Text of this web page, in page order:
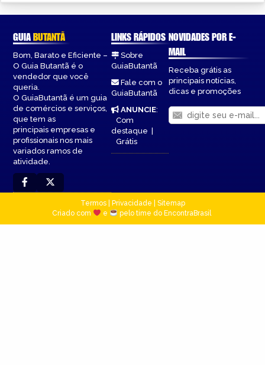
GUIABUTANTÃ
Bom, Barato e Eficiente –
O Guia Butantã é o
vendedor que você
queria.
O GuiaButantã é um guia
de comércios e serviços,
que tem as
principais empresas e
profissionais nos mais
variados ramos de
atividade.
LINKS RÁPIDOS
Sobre
GuiaButantã
Fale com o
GuiaButantã
ANUNCIE:
Com
destaque|
Grátis
NOVIDADES POR E-
MAIL
Receba grátis as
principais notícias,
dicas e promoções
Termos| Privacidade
Sitemap
Criado com
e pelo time do EncontraBrasil